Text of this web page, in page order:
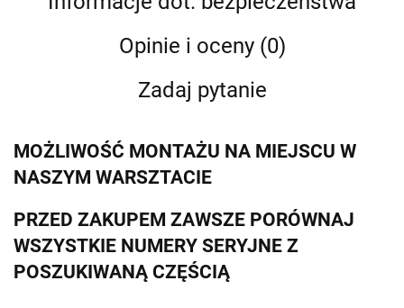
Opinie i oceny (0)
Zadaj pytanie
MOŻLIWOŚĆ MONTAŻU NA MIEJSCU W
NASZYM WARSZTACIE
PRZED ZAKUPEM ZAWSZE PORÓWNAJ
WSZYSTKIE NUMERY SERYJNE Z
POSZUKIWANĄ CZĘŚCIĄ